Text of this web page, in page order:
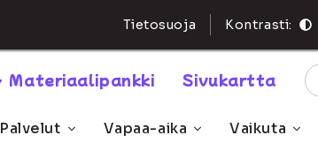
Tietosuoja Kontrasti:
Materiaalipankki Sivukartta
Palvelut Vapaa-aika Vaikuta